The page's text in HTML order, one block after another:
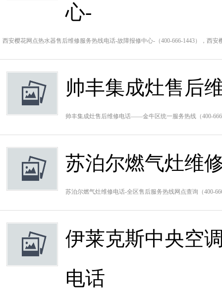
心-
西安樱花网点热水器售后维修服务热线电话-故障报修中心-（400-666-1443），西
帅丰集成灶售后
帅丰集成灶售后维修电话——金牛区统一服务热线（400-
苏泊尔燃气灶维
苏泊尔燃气灶维修电话-全区售后服务热线网点查询（400-
伊莱克斯中央空
电话